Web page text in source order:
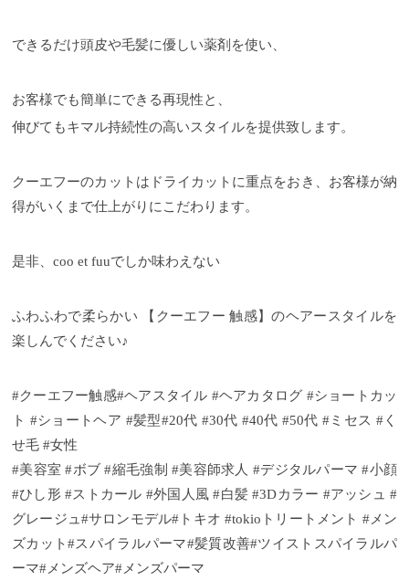
できるだけ頭皮や毛髪に優しい薬剤を使い、
お客様でも簡単にできる再現性と、
伸びてもキマル持続性の高いスタイルを提供致します。
クーエフーのカットはドライカットに重点をおき、お客様が納
得がいくまで仕上がりにこだわります。
是非、coo et fuuでしか味わえない
ふわふわで柔らかい 【クーエフー 触感】のヘアースタイルを
楽しんでください♪
#クーエフー触感#ヘアスタイル #ヘアカタログ #ショートカッ
ト #ショートヘア #髪型#20代 #30代 #40代 #50代 #ミセス #く
せ毛 #女性
#美容室 #ボブ #縮毛強制 #美容師求人 #デジタルパーマ #小顔
#ひし形 #ストカール #外国人風 #白髪 #3Dカラー #アッシュ #
グレージュ#サロンモデル#トキオ #tokioトリートメント #メン
ズカット#スパイラルパーマ#髪質改善#ツイストスパイラルパ
ーマ#メンズヘア#メンズパーマ